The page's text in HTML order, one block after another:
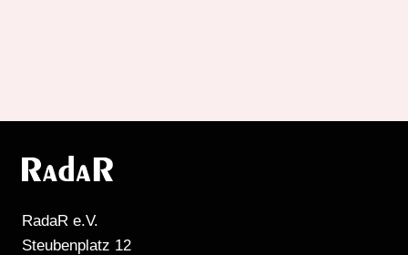
RadaR e.V.
Steubenplatz 12